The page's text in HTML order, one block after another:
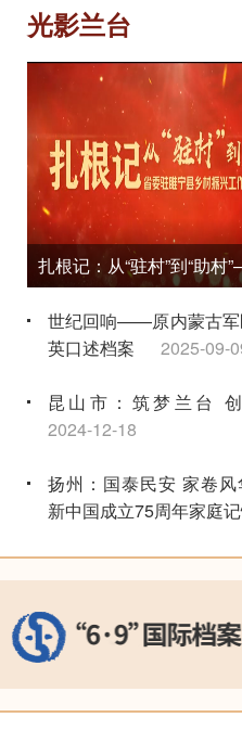
专题培训 赋能档案事业数
2026-08-03
光影兰台
世纪回响——原内蒙古军
英口述档案
2025-09-
昆山市：筑梦兰台
2024-12-18
扬州：国泰民安 家卷
新中国成立75周年家庭